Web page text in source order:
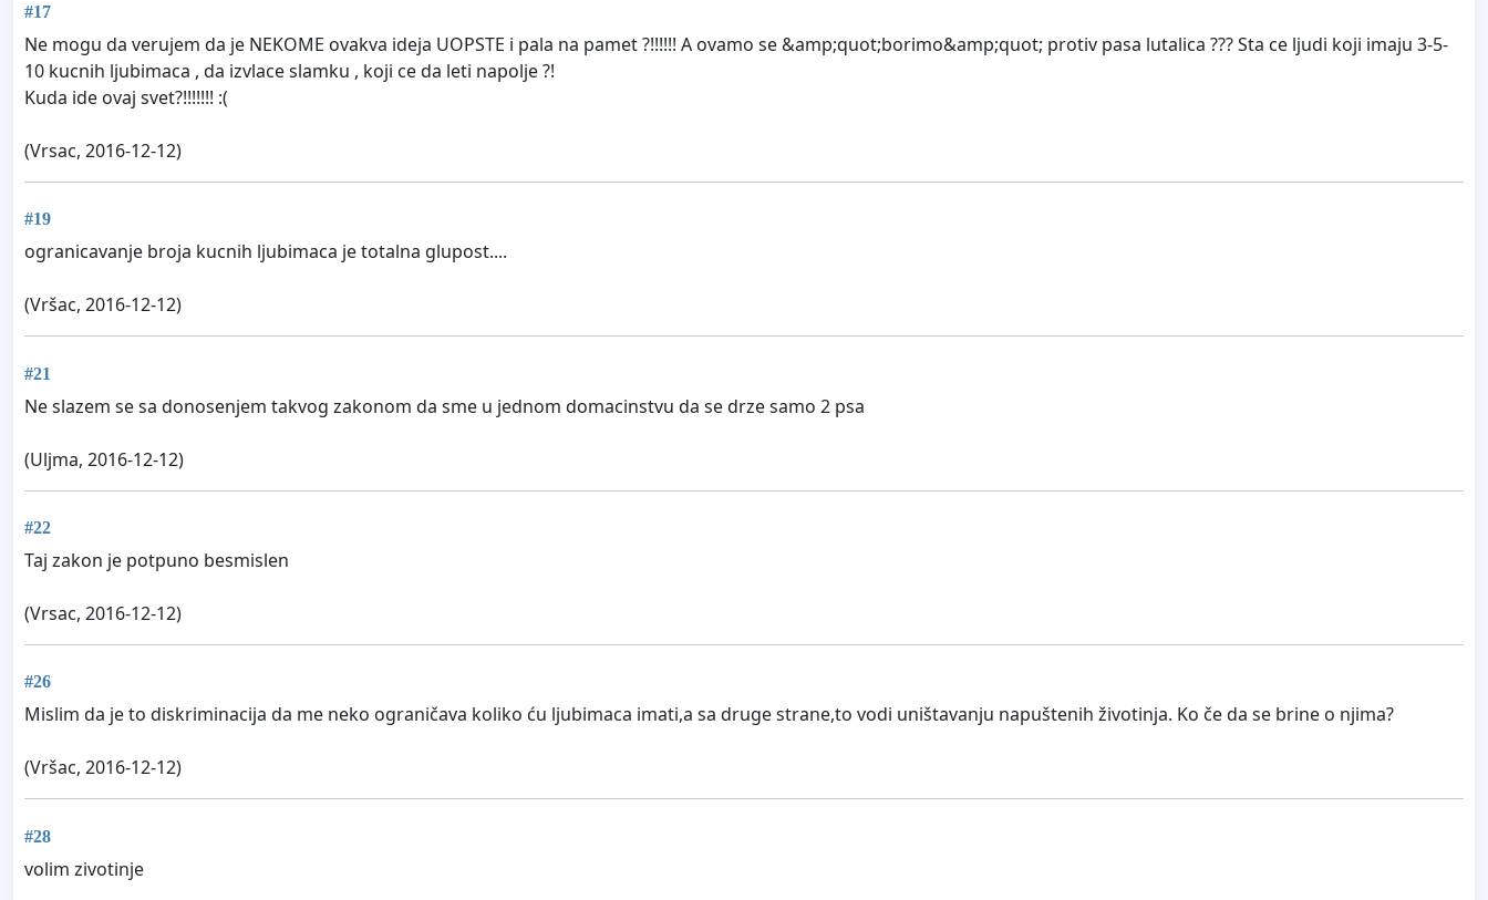
#17
Ne mogu da verujem da je NEKOME ovakva ideja UOPSTE i pala na pamet ?!!!!!! A ovamo se &amp;quot;borimo&amp;quot; protiv pasa lutalica ??? Sta ce ljudi koji imaju 3-5-
10 kucnih ljubimaca , da izvlace slamku , koji ce da leti napolje ?!
Kuda ide ovaj svet?!!!!!!! :(
(Vrsac, 2016-12-12)
#19
ogranicavanje broja kucnih ljubimaca je totalna glupost....
(Vršac, 2016-12-12)
#21
Ne slazem se sa donosenjem takvog zakonom da sme u jednom domacinstvu da se drze samo 2 psa
(Uljma, 2016-12-12)
#22
Taj zakon je potpuno besmislen
(Vrsac, 2016-12-12)
#26
Mislim da je to diskriminacija da me neko ograničava koliko ću ljubimaca imati,a sa druge strane,to vodi uništavanju napuštenih životinja. Ko če da se brine o njima?
(Vršac, 2016-12-12)
#28
volim zivotinje